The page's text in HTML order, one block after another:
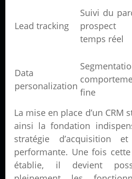
Lead tracking
Suivi du
temps réel
Data
personalization
fine
La mise en place d’un CRM
ainsi la fondation
stratégie d’acquisition
performante. Une fois
établie, il devient